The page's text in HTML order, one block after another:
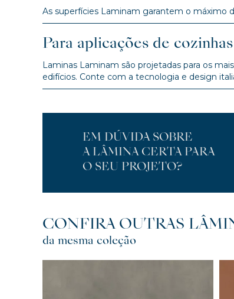
As superfícies Laminam garantem o máximo
Para aplicações de
Laminas Laminam são projetadas para os
edifícios. Conte com a tecnologia e design
EM DÚVIDA SOBRE
A LÂMINA CERTA PARA
O SEU PROJETO?
CONFIRA OUTRAS
da mesma coleção